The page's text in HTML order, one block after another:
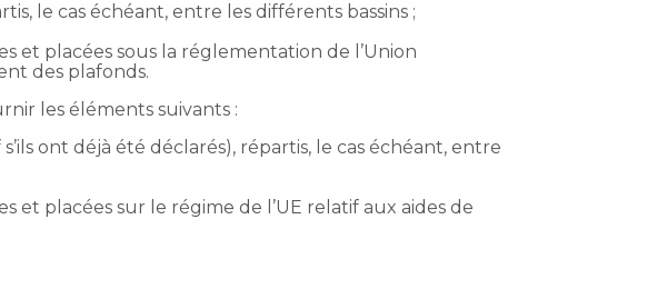
le cas échéant, entre les différents bassins ;
et placées sous la réglementation de l’Union
des plafonds.
les éléments suivants :
ont déjà été déclarés), répartis, le cas échéant, entre
et placées sur le régime de l’UE relatif aux aides de